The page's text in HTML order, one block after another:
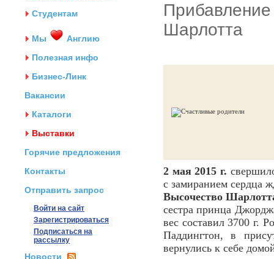
Студентам
Мы
Англию
Полезная инфо
Бизнес-Линк
Вакансии
Каталоги
Выставки
Горячие предложения
Контакты
Отправить запрос
Войти на сайт
Зарегистрироваться
Подписаться на
рассылку
Новости
Шарлотта
2 мая 2015 г.
с замиранием сердца
Высочество
сестра принца
вес составил 3700 г.
Паддингтон, в
вернулись к себе